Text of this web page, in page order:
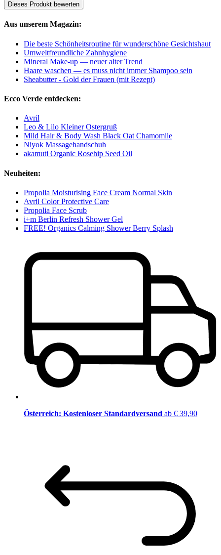
Dieses Produkt bewerten
Aus unserem Magazin:
Die beste Schönheitsroutine für wunderschöne Gesichtshaut
Umweltfreundliche Zahnhygiene
Mineral Make-up — neuer alter Trend
Haare waschen — es muss nicht immer Shampoo sein
Sheabutter - Gold der Frauen (mit Rezept)
Ecco Verde entdecken:
Avril
Leo & Lilo Kleiner Ostergruß
Mild Hair & Body Wash Black Oat Chamomile
Niyok Massagehandschuh
akamuti Organic Rosehip Seed Oil
Neuheiten:
Propolia Moisturising Face Cream Normal Skin
Avril Color Protective Care
Propolia Face Scrub
i+m Berlin Refresh Shower Gel
FREE! Organics Calming Shower Berry Splash
Österreich: Kostenloser Standardversand ab € 39,90